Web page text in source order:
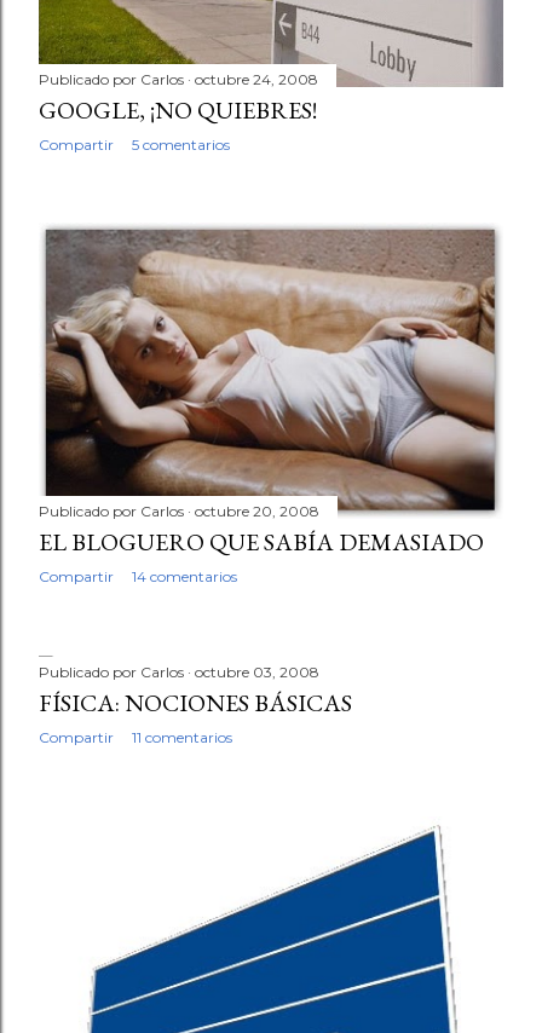
Publicado por Carlos octubre 24, 2008
GOOGLE, ¡NO QUIEBRES!
Compartir 5 comentarios
Publicado por Carlos octubre 20, 2008
EL BLOGUERO QUE SABÍA DEMASIADO
Compartir 14 comentarios
Publicado por Carlos octubre 03, 2008
FÍSICA: NOCIONES BÁSICAS
Compartir 11 comentarios